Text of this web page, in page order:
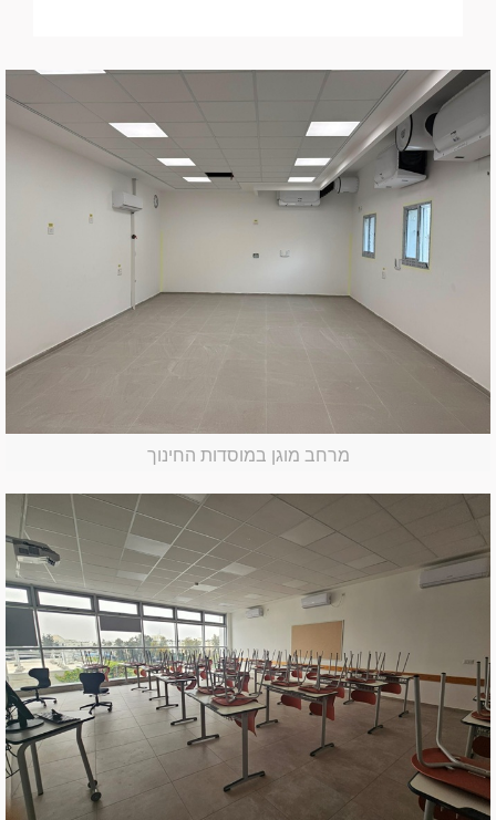
מרחב מוגן במוסדות החינוך